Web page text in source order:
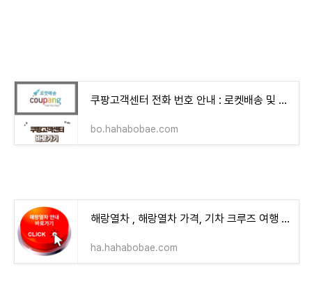
쿠팡고객센터 전화 번호 안내 : 로켓배송 및 쿠팡플레이 문의 손쉽고 빠르게
bo.hahabobae.com
해랑열차 , 해랑열차 가격, 기차 크루즈 여행 예약 안내 완벽정리
ha.hahabobae.com